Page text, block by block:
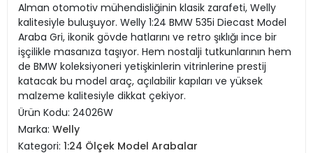
Alman otomotiv mühendisliğinin klasik zarafeti, Welly
kalitesiyle buluşuyor. Welly 1:24 BMW 535i Diecast Model
Araba Gri, ikonik gövde hatlarını ve retro şıklığı ince bir
işçilikle masanıza taşıyor. Hem nostalji tutkunlarının hem
de BMW koleksiyoneri yetişkinlerin vitrinlerine prestij
katacak bu model araç, açılabilir kapıları ve yüksek
malzeme kalitesiyle dikkat çekiyor.
Ürün Kodu: 24026W
Marka: Welly
Kategori: 1:24 Ölçek Model Arabalar